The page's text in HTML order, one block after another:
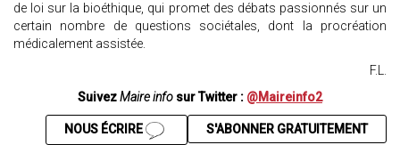
de loi sur la bioéthique, qui promet des débats passionnés sur un
certain nombre de questions sociétales, dont la procréation
médicalement assistée.
F.L.
SuivezMaire info sur Twitter : @Maireinfo2
S'ABONNER GRATUITEMENT
NOUS ÉCRIRE